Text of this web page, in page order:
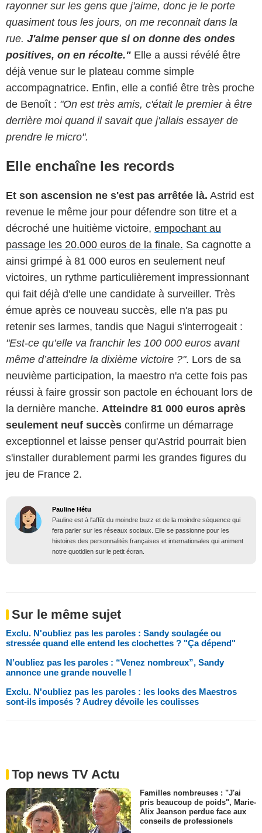
rayonner sur les gens que j'aime, donc je le porte
quasiment tous les jours, on me reconnait dans la
rue. J'aime penser que si on donne des ondes
positives, on en récolte." Elle a aussi révélé être
déjà venue sur le plateau comme simple
accompagnatrice. Enfin, elle a confié être très proche
de Benoît : "On est très amis, c'était le premier à être
derrière moi quand il savait que j'allais essayer de
prendre le micro".
Elle enchaîne les records
Et son ascension ne s'est pas arrêtée là. Astrid est
revenue le même jour pour défendre son titre et a
décroché une huitième victoire, empochant au
passage les 20.000 euros de la finale. Sa cagnotte a
ainsi grimpé à 81 000 euros en seulement neuf
victoires, un rythme particulièrement impressionnant
qui fait déjà d'elle une candidate à surveiller. Très
émue après ce nouveau succès, elle n'a pas pu
retenir ses larmes, tandis que Nagui s'interrogeait :
"Est-ce qu’elle va franchir les 100 000 euros avant
même d’atteindre la dixième victoire ?". Lors de sa
neuvième participation, la maestro n'a cette fois pas
réussi à faire grossir son pactole en échouant lors de
la dernière manche. Atteindre 81 000 euros après
seulement neuf succès confirme un démarrage
exceptionnel et laisse penser qu'Astrid pourrait bien
s'installer durablement parmi les grandes figures du
jeu de France 2.
Pauline Hétu
Pauline est à l'affût du moindre buzz et de la moindre séquence qui
fera parler sur les réseaux sociaux. Elle se passionne pour les
histoires des personnalités françaises et internationales qui animent
notre quotidien sur le petit écran.
Sur le même sujet
Exclu. N'oubliez pas les paroles : Sandy soulagée ou
stressée quand elle entend les clochettes ? "Ça dépend"
N’oubliez pas les paroles : “Venez nombreux”, Sandy
annonce une grande nouvelle !
Exclu. N'oubliez pas les paroles : les looks des Maestros
sont-ils imposés ? Audrey dévoile les coulisses
Top news TV Actu
Familles nombreuses : "J'ai
pris beaucoup de poids", Marie-
Alix Jeanson perdue face aux
conseils de professionels